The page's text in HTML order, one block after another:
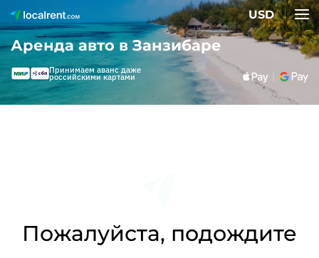
USD
Аренда авто в Занзибаре
Принимаем аванс даже
российскими картами
Пожалуйста, подождите